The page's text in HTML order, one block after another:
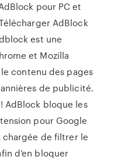
pour PC et
AdBlock
est une
et Mozilla
contenu des pages
de publicité.
AdBlock bloque les
pour Google
chargée de filtrer le
d’en bloquer